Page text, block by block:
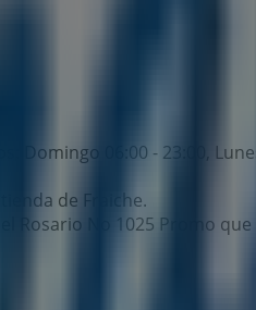
06:00 - 23:00,
de Fraiche.
Rosario No 1025 Promo